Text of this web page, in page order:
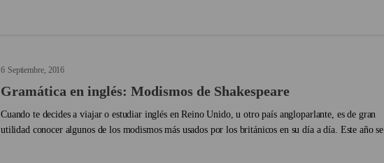
6 Septiembre 2016
Gramática en inglés: Modismos de Shakespeare
Cuando te decides a viajar o estudiar inglés en Reino Unido, u otro país angloparlante, es de gran
utilidad conocer algunos de los modismos más usados por los británicos en su día a día. Este año se